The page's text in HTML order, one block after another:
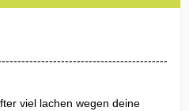
viel lachen wegen deine